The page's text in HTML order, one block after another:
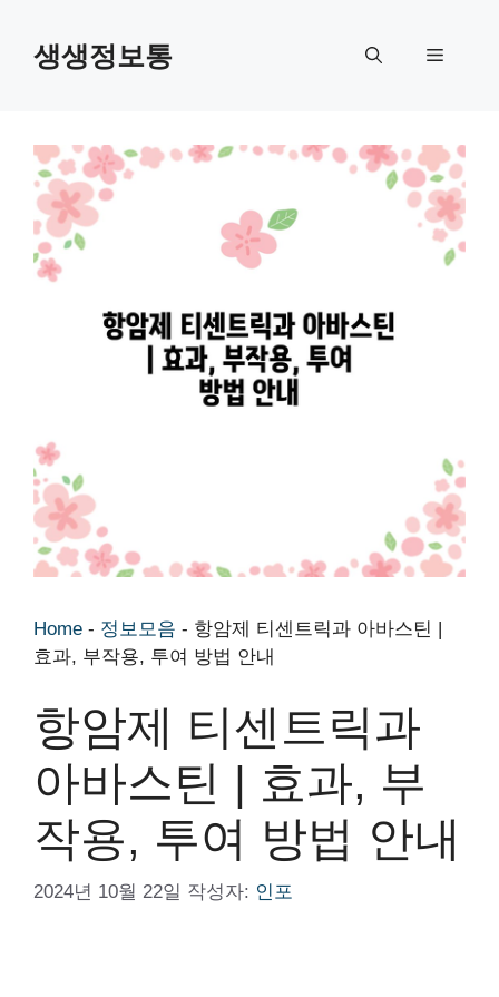
생생정보통 메
Home - 정보모음 - 항암제 티센트릭과 아바스틴 |
효과, 부작용, 투여 방법 안내
항암제 티센트릭과
아바스틴 | 효과, 부
작용, 투여 방법 안내
2024년 10월 22일 작성자: 인포